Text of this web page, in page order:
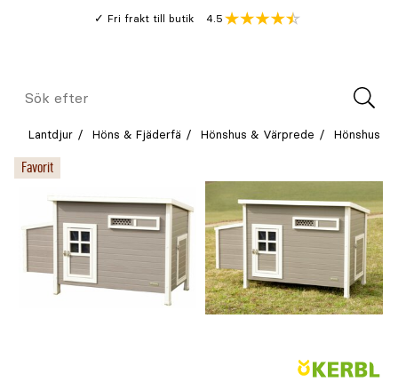
Fri frakt till butik
Genomsnitt
4.5
Meny
Sök
Lantdjur Höns & Fjäderfä Hönshus & Värprede Hönshus
Favorit